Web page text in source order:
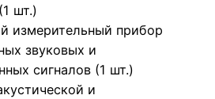
шт.)
измерительный прибор
звуковых и
сигналов (1 шт.)
и